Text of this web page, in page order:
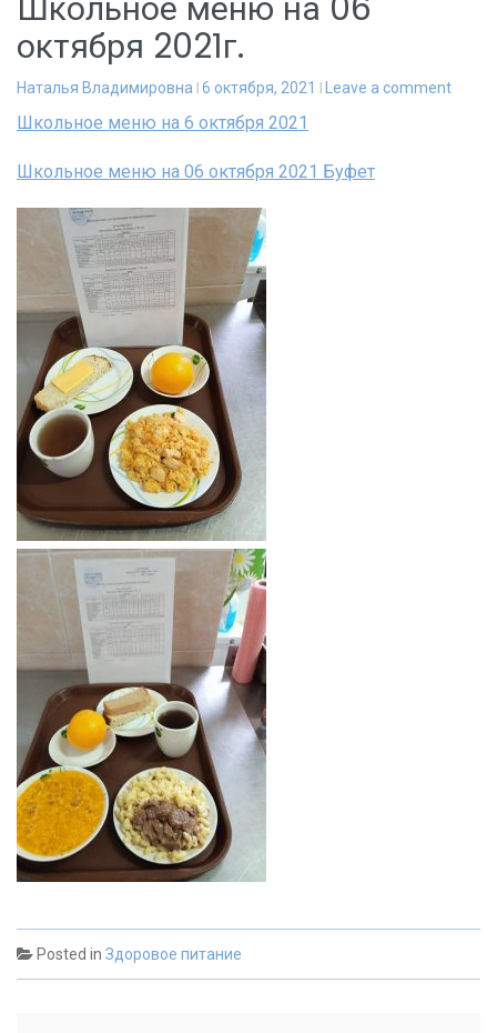
октября 2021г.
Наталья Владимировна 6 октября, 2021 Leave a comment
Школьное меню на 6 октября 2021
Школьное меню на 06 октября 2021 Буфет
Posted in Здоровое питание